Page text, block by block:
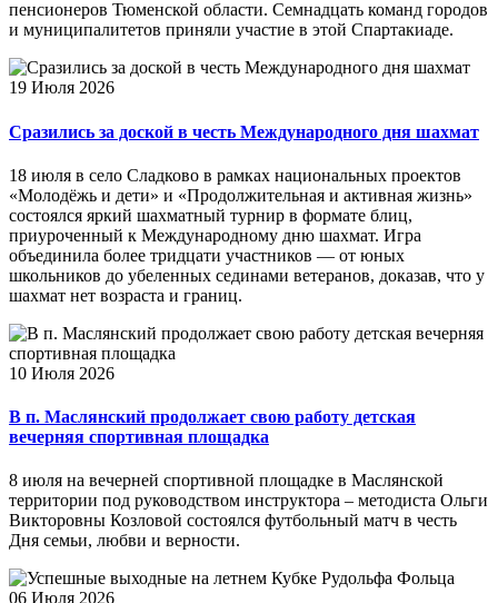
пенсионеров Тюменской области. Семнадцать команд городов
и муниципалитетов приняли участие в этой Спартакиаде.
19 Июля 2026
Сразились за доской в честь Международного дня шахмат
18 июля в село Сладково в рамках национальных проектов
«Молодёжь и дети» и «Продолжительная и активная жизнь»
состоялся яркий шахматный турнир в формате блиц,
приуроченный к Международному дню шахмат. Игра
объединила более тридцати участников — от юных
школьников до убеленных сединами ветеранов, доказав, что у
шахмат нет возраста и границ.
10 Июля 2026
В п. Маслянский продолжает свою работу детская
вечерняя спортивная площадка
8 июля на вечерней спортивной площадке в Маслянской
территории под руководством инструктора – методиста Ольги
Викторовны Козловой состоялся футбольный матч в честь
Дня семьи, любви и верности.
06 Июля 2026